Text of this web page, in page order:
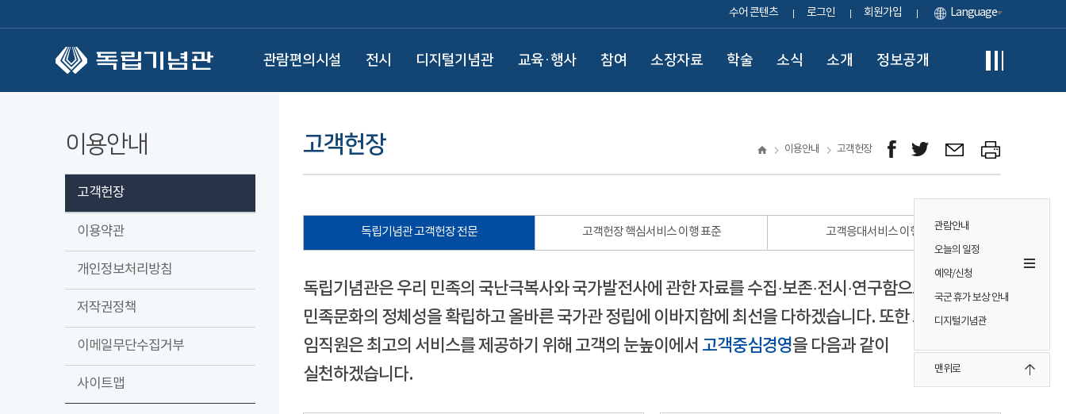
수어 콘텐츠 로그인 회원가입 Language
관람편의시설 전시 디지털기념관 교육·행사 참여 소장자료 학술 소식 소개 정보공개
관람안내
오늘의 일정
예약/신청
국군 휴가 보상 안내
디지털기념관
맨위로
이용안내
고객헌장
이용약관
개인정보처리방침
저작권정책
이메일무단수집거부
사이트맵
고객헌장 이용안내 고객헌장
독립기념관 고객헌장 전문 고객헌장 핵심서비스 이행 표준 고객응대서비스 이행 표준
독립기념관은 우리 민족의 국난극복사와 국가발전사에 관한 자료를 수집·보존·전시·연구함으로써
민족문화의 정체성을 확립하고 올바른 국가관 정립에 이바지함에 최선을 다하겠습니다. 또한 모든
임직원은 최고의 서비스를 제공하기 위해 고객의 눈높이에서 고객중심경영을 다음과 같이
실천하겠습니다.